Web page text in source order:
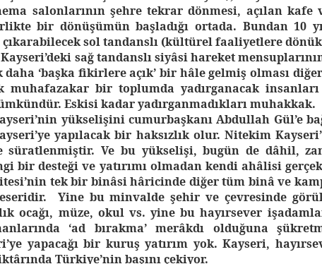
salonlarının şehre tekrar dönmesi, açılan kafe
bir dönüşümün başladığı ortada. Bundan 10
çıkarabilecek sol tandanslı (kültürel faaliyetlere
sağ tandanslı siyâsi hareket
‘başka fikirlere açık’ bir hâle gelmiş olması
muhafazakar bir toplumda yadırganacak
Eskisi kadar yadırganmadıkları muhakkak.
yükselişini cumurbaşkanı Abdullah Gül’e
yapılacak bir haksızlık olur. Nitekim
Ve bu yükselişi, bugün de dâhil,
bir desteği ve yatırımı olmadan kendi ahâlisi
tek bir binâsi hâricinde diğer tüm binâ ve
Yine bu minvalde şehir ve çevresinde
ocağı, müze, okul vs. yine bu hayırsever
‘ad bırakma’ merâkdı olduğuna
yapacağı bir kuruş yatırım yok. Kayseri,
Türkiye’nin başını çekiyor.